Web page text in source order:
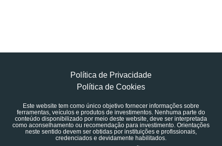
Política de Privacidade
Política de Cookies
Este website tem como único objetivo fornecer informações sobre
ferramentas, veículos e produtos de investimentos. Nenhuma parte do
conteúdo disponibilizado por meio deste website, deve ser interpretada
como aconselhamento ou recomendação para investimento. Orientações
neste sentido devem ser obtidas por instituições e profissionais,
credenciados e devidamente habilitados.